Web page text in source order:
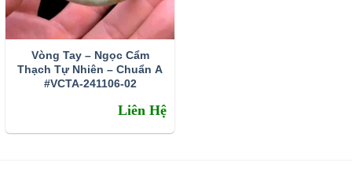
Vòng Tay – Ngọc Cẩm
Thạch Tự Nhiên – Chuẩn A
#VCTA-241106-02
Liên Hệ